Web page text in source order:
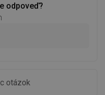
odpoveď?
otázok